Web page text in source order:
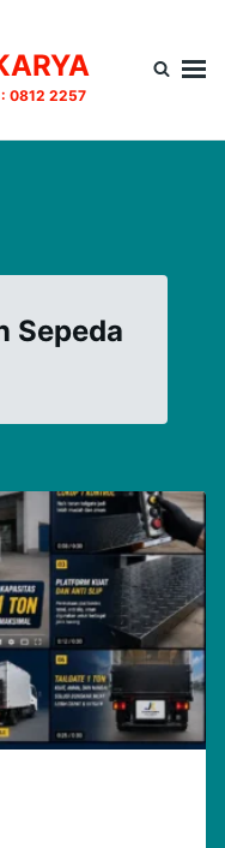
0812 2257
Sepeda